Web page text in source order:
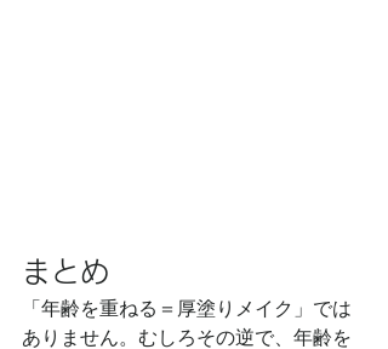
まとめ
「年齢を重ねる＝厚塗りメイク」では
ありません。むしろその逆で、年齢を